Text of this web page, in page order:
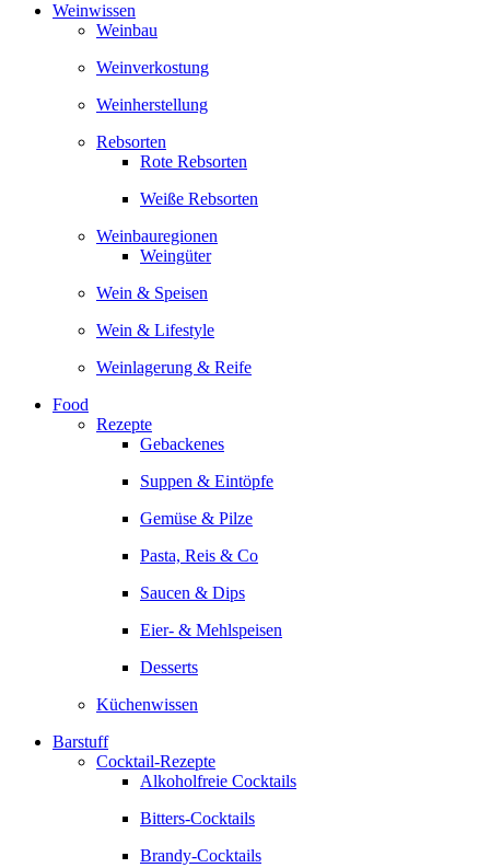
Weinwissen
Weinbau
Weinverkostung
Weinherstellung
Rebsorten
Rote Rebsorten
Weiße Rebsorten
Weinbauregionen
Weingüter
Wein & Speisen
Wein & Lifestyle
Weinlagerung & Reife
Food
Rezepte
Gebackenes
Suppen & Eintöpfe
Gemüse & Pilze
Pasta, Reis & Co
Saucen & Dips
Eier- & Mehlspeisen
Desserts
Küchenwissen
Barstuff
Cocktail-Rezepte
Alkoholfreie Cocktails
Bitters-Cocktails
Brandy-Cocktails